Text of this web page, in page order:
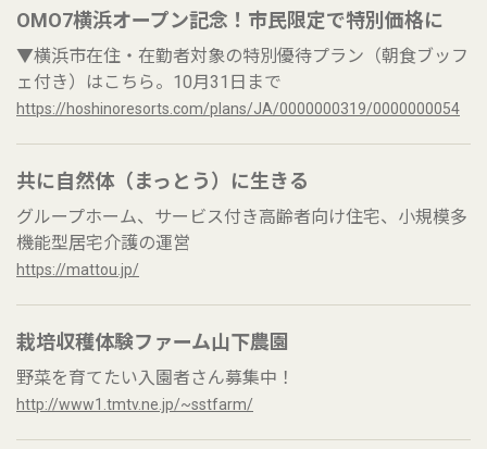
OMO7横浜オープン記念！市民限定で特別価格に
▼横浜市在住・在勤者対象の特別優待プラン（朝食ブッフ
ェ付き）はこちら。10月31日まで
https://hoshinoresorts.com/plans/JA/0000000319/0000000054
共に自然体（まっとう）に生きる
グループホーム、サービス付き高齢者向け住宅、小規模多
機能型居宅介護の運営
https://mattou.jp/
栽培収穫体験ファーム山下農園
野菜を育てたい入園者さん募集中！
http://www1.tmtv.ne.jp/~sstfarm/